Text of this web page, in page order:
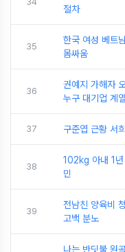
절차
35
한국 여성 베트
몸싸움
36
권예지 가해자
누구 대기업 계
37 구준엽 근황 서
38
102kg 아내 1
민
39
전남친 양육비
고백 분노
나는 반딧불 원